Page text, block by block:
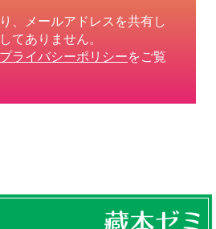
、メールアドレスを共有し
てありません。
プライバシーポリシーをご覧